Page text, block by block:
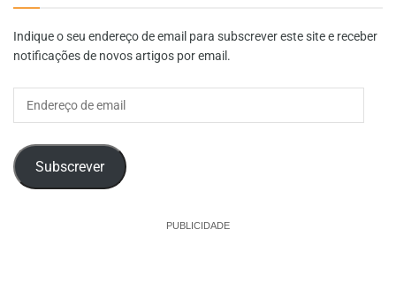
Indique o seu endereço de email para subscrever este site e receber
notificações de novos artigos por email.
Subscrever
PUBLICIDADE